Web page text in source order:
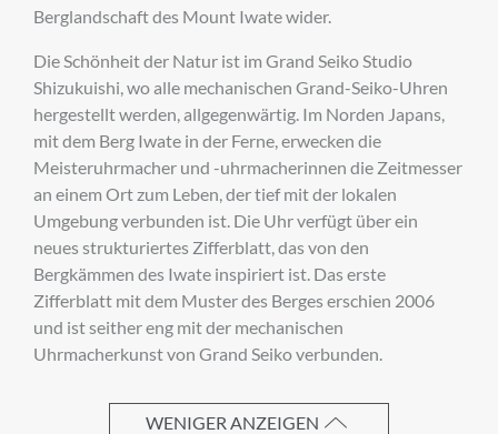
Berglandschaft des Mount Iwate wider.
Die Schönheit der Natur ist im Grand Seiko Studio
Shizukuishi, wo alle mechanischen Grand-Seiko-Uhren
hergestellt werden, allgegenwärtig. Im Norden Japans,
mit dem Berg Iwate in der Ferne, erwecken die
Meisteruhrmacher und -uhrmacherinnen die Zeitmesser
an einem Ort zum Leben, der tief mit der lokalen
Umgebung verbunden ist. Die Uhr verfügt über ein
neues strukturiertes Zifferblatt, das von den
Bergkämmen des Iwate inspiriert ist. Das erste
Zifferblatt mit dem Muster des Berges erschien 2006
und ist seither eng mit der mechanischen
Uhrmacherkunst von Grand Seiko verbunden.
WENIGER ANZEIGEN
Anrede
Vorname
Nachname
E-Mail-Adresse